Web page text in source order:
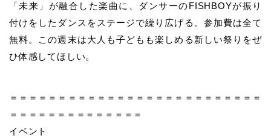
「未来」が融合した楽曲に、ダンサーのFISHBOYが振り
付けをしたダンスをステージで繰り広げる。参加費は全て
無料。この週末は大人も子どもも楽しめる新しい祭りをぜ
ひ体感してほしい。
＝＝＝＝＝＝＝＝＝＝＝＝＝＝＝＝＝＝＝＝＝＝＝＝＝＝
＝＝＝＝＝＝＝＝＝＝＝＝＝＝
イベント